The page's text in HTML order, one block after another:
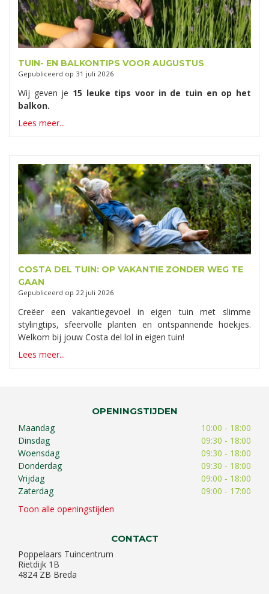
TUIN- EN BALKONTIPS VOOR AUGUSTUS
Gepubliceerd op 31 juli 2026
Wij geven je 15 leuke tips voor in de tuin en op het
balkon.
Lees meer...
COSTA DEL TUIN: OP VAKANTIE ZONDER WEG TE
GAAN
Gepubliceerd op 22 juli 2026
Creëer een vakantiegevoel in eigen tuin met slimme
stylingtips, sfeervolle planten en ontspannende hoekjes.
Welkom bij jouw Costa del lol in eigen tuin!
Lees meer...
OPENINGSTIJDEN
Maandag
10:00 - 18:00
Dinsdag
09:30 - 18:00
Woensdag
09:30 - 18:00
Donderdag
09:30 - 18:00
Vrijdag
09:00 - 18:00
Zaterdag
09:00 - 17:00
Toon alle openingstijden
CONTACT
Poppelaars Tuincentrum
Rietdijk 1B
4824 ZB Breda